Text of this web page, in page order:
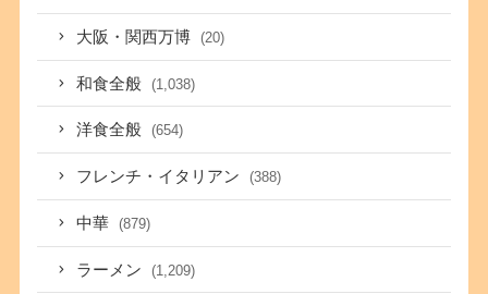
大阪・関西万博 (20)
和食全般 (1,038)
洋食全般 (654)
フレンチ・イタリアン (388)
中華 (879)
ラーメン (1,209)